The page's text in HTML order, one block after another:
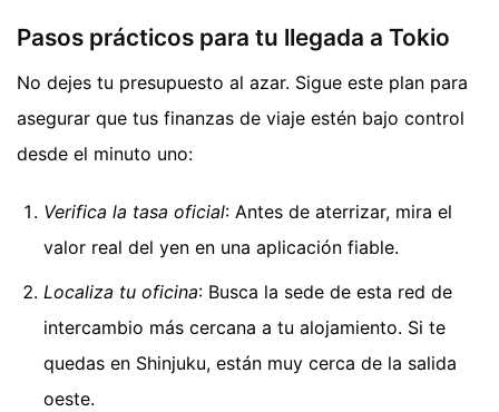
Pasos prácticos para tu llegada a Tokio
No dejes tu presupuesto al azar. Sigue este plan para
asegurar que tus finanzas de viaje estén bajo control
desde el minuto uno:
Verifica la tasa oficial: Antes de aterrizar, mira el
valor real del yen en una aplicación fiable.
Localiza tu oficina: Busca la sede de esta red de
intercambio más cercana a tu alojamiento. Si te
quedas en Shinjuku, están muy cerca de la salida
oeste.